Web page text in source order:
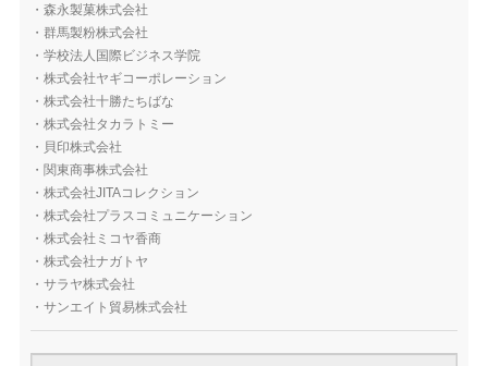
・ 森永製菓株式会社
・ 群馬製粉株式会社
・ 学校法人国際ビジネス学院
・ 株式会社ヤギコーポレーション
・ 株式会社十勝たちばな
・ 株式会社タカラトミー
・ 貝印株式会社
・ 関東商事株式会社
・ 株式会社JITAコレクション
・ 株式会社プラスコミュニケーション
・ 株式会社ミコヤ香商
・ 株式会社ナガトヤ
・ サラヤ株式会社
・ サンエイト貿易株式会社